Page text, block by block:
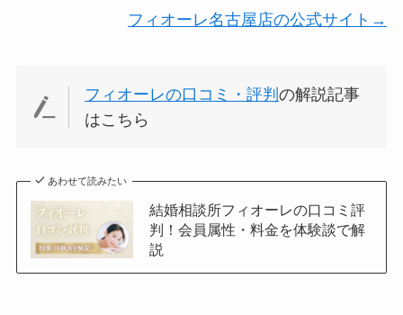
フィオーレ名古屋店の公式サイト→
フィオーレの口コミ・評判の解説記事
はこちら
あわせて読みたい
結婚相談所フィオーレの口コミ評
判！会員属性・料金を体験談で解
説